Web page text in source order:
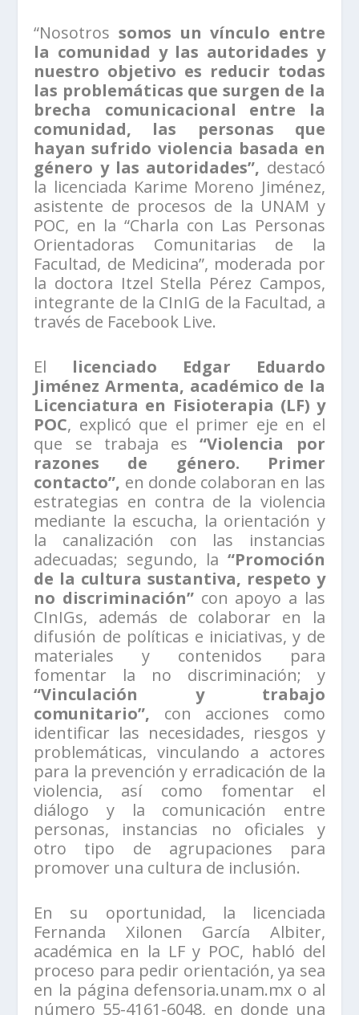
“Nosotros somos un vínculo entre
la comunidad y las autoridades y
nuestro objetivo es reducir todas
las problemáticas que surgen de la
brecha comunicacional entre la
comunidad, las personas que
hayan sufrido violencia basada en
género y las autoridades”, destacó
la licenciada Karime Moreno Jiménez,
asistente de procesos de la UNAM y
POC, en la “Charla con Las Personas
Orientadoras Comunitarias de la
Facultad, de Medicina”, moderada por
la doctora Itzel Stella Pérez Campos,
integrante de la CInIG de la Facultad, a
través de Facebook Live.
El licenciado Edgar Eduardo
Jiménez Armenta, académico de la
Licenciatura en Fisioterapia (LF) y
POC, explicó que el primer eje en el
que se trabaja es “Violencia por
razones de género. Primer
contacto”, en donde colaboran en las
estrategias en contra de la violencia
mediante la escucha, la orientación y
la canalización con las instancias
adecuadas; segundo, la “Promoción
de la cultura sustantiva, respeto y
no discriminación” con apoyo a las
CInIGs, además de colaborar en la
difusión de políticas e iniciativas, y de
materiales y contenidos para
fomentar la no discriminación; y
“Vinculación y trabajo
comunitario”, con acciones como
identificar las necesidades, riesgos y
problemáticas, vinculando a actores
para la prevención y erradicación de la
violencia, así como fomentar el
diálogo y la comunicación entre
personas, instancias no oficiales y
otro tipo de agrupaciones para
promover una cultura de inclusión.
En su oportunidad, la licenciada
Fernanda Xilonen García Albiter,
académica en la LF y POC, habló del
proceso para pedir orientación, ya sea
en la página defensoria.unam.mx o al
número 55-4161-6048, en donde una